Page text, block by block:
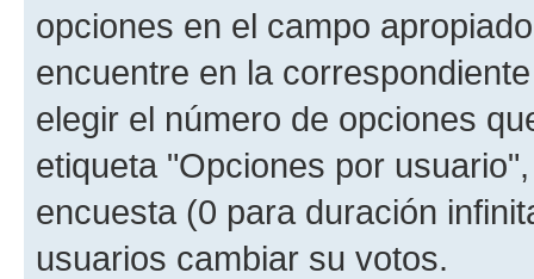
opciones en el campo
encuentre en la
elegir el número de opciones
etiqueta "Opciones por
encuesta (0 para duración
usuarios cambiar su votos.